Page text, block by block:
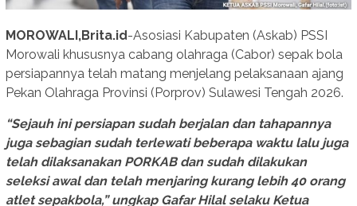
MOROWALI,Brita.id-Asosiasi Kabupaten (Askab) PSSI
Morowali khususnya cabang olahraga (Cabor) sepak bola
persiapannya telah matang menjelang pelaksanaan ajang
Pekan Olahraga Provinsi (Porprov) Sulawesi Tengah 2026.
“Sejauh ini persiapan sudah berjalan dan tahapannya
juga sebagian sudah terlewati beberapa waktu lalu juga
telah dilaksanakan PORKAB dan sudah dilakukan
seleksi awal dan telah menjaring kurang lebih 40 orang
atlet sepakbola,” ungkap Gafar Hilal selaku Ketua